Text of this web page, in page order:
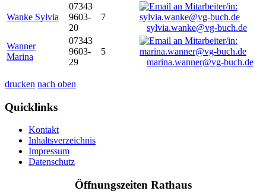
Wanke Sylvia
07343
9603-
20
7
sylvia.wanke@vg-buch.de
Wanner
Marina
07343
9603-
29
5
marina.wanner@vg-buch.de
drucken nach oben
Quicklinks
Kontakt
Inhaltsverzeichnis
Impressum
Datenschutz
Öffnungszeiten Rathaus